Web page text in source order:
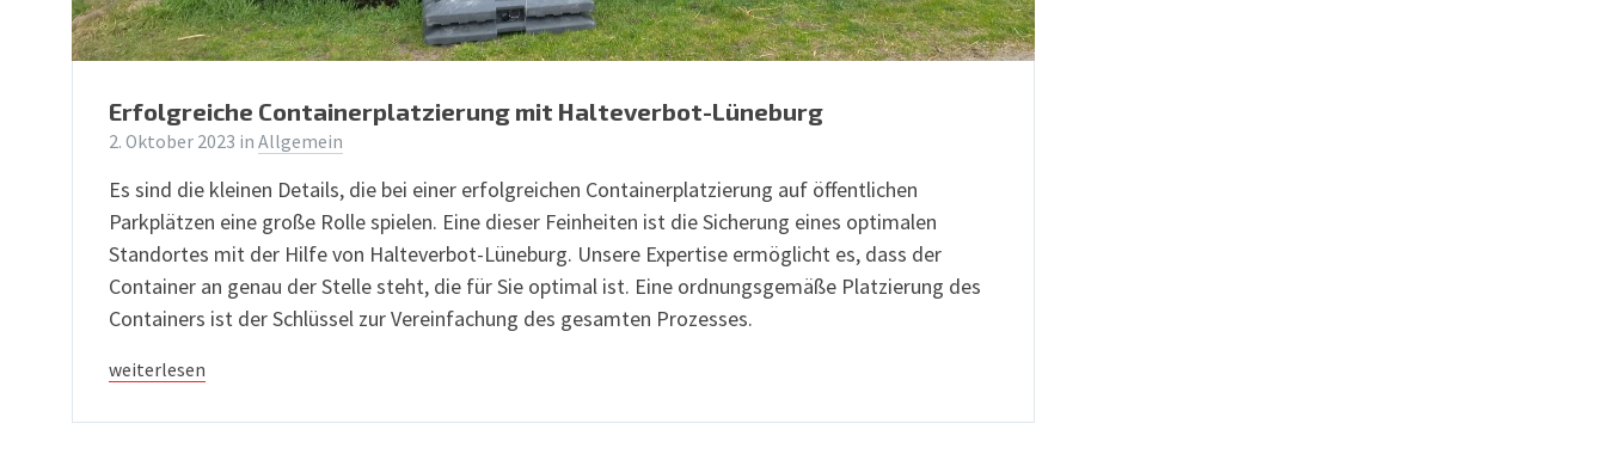
Erfolgreiche Containerplatzierung mit Halteverbot-Lüneburg
2. Oktober 2023 in Allgemein
Es sind die kleinen Details, die bei einer erfolgreichen Containerplatzierung auf öffentlichen
Parkplätzen eine große Rolle spielen. Eine dieser Feinheiten ist die Sicherung eines optimalen
Standortes mit der Hilfe von Halteverbot-Lüneburg. Unsere Expertise ermöglicht es, dass der
Container an genau der Stelle steht, die für Sie optimal ist. Eine ordnungsgemäße Platzierung des
Containers ist der Schlüssel zur Vereinfachung des gesamten Prozesses.
weiterlesen